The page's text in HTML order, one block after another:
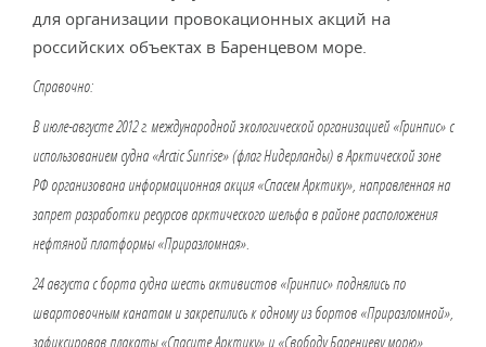
для организации провокационных акций на
российских объектах в Баренцевом море.
Справочно:
В июле-августе 2012 г. международной экологической организацией «Гринпис» с
использованием судна «Arctic Sunrise» (флаг Нидерланды) в Арктической зоне
РФ организована информационная акция «Спасем Арктику», направленная на
запрет разработки ресурсов арктического шельфа в районе расположения
нефтяной платформы «Приразломная».
24 августа с борта судна шесть активистов «Гринпис» поднялись по
швартовочным канатам и закрепились к одному из бортов «Приразломной»,
зафиксировав плакаты «Спасите Арктику» и «Свободу Баренцеву морю».